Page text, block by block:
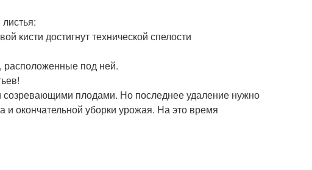
кисти достигнут технической спелости
расположенные под ней.
плодами. Но последнее удаление нужно
и окончательной уборки урожая. На это время